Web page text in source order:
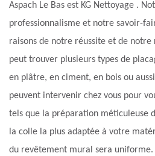
Aspach Le Bas est KG Nettoyage .
professionnalisme et notre savoir-
raisons de notre réussite et de notre
peut trouver plusieurs types de
en plâtre, en ciment, en bois ou
peuvent intervenir chez vous pour
tels que la préparation méticuleuse
la colle la plus adaptée à votre
du revêtement mural sera uniforme.